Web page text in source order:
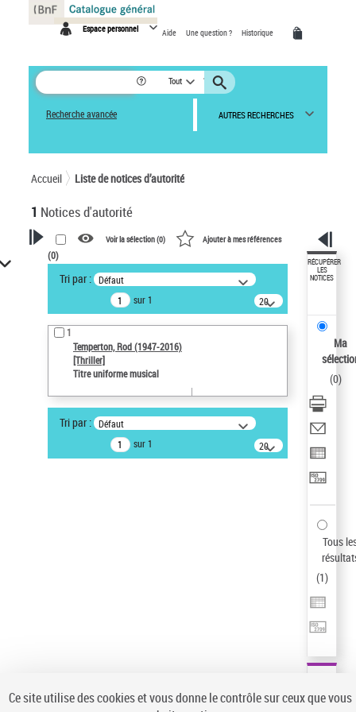
Espace personnel Aide Une question ? Historique
Tout
Recherche avancée AUTRES RECHERCHES
Accueil Liste de notices d’autorité
1 Notices d'autorité
VOTRE RECHERCHE
Recherche avancée dans les
notices d’autorité
Œuvres liées à l'auteur :
Temperton, Rod (1947-2016)
Auteur d’œuvre
Statut de la notice d’autorité
Notice élémentaire
Pays
Voir la sélection (0) Ajouter à mes références
(0)
Tri par : Défaut
sur 1
20
résultats/page
1
Temperton, Rod (1947-2016)
[Thriller]
Titre uniforme musical
Tri par : Défaut
sur 1
20
résultats/page
RÉCUPÉRER
LES
NOTICES
Ma
(0)
Tous
(1)
Panneau de gestion des cookies
Ce site utilise des cookies et vous donne le contrôle sur ceux que vous